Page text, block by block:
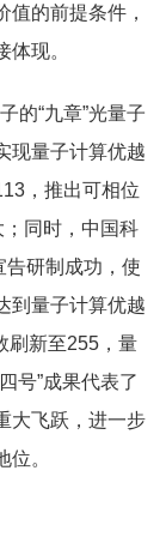
的前提条件，
体现。
“九章”光量子
现量子计算优越
，推出可相位
；同时，中国科
告研制成功，使
到量子计算优越
刷新至255，量
号”成果代表了
大飞跃，进一步
。